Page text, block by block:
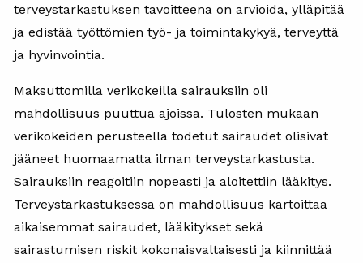
terveystarkastuksen tavoitteena on arvioida, ylläpitää
ja edistää työttömien työ- ja toimintakykyä, terveyttä
ja hyvinvointia.
Maksuttomilla verikokeilla sairauksiin oli
mahdollisuus puuttua ajoissa. Tulosten mukaan
verikokeiden perusteella todetut sairaudet olisivat
jääneet huomaamatta ilman terveystarkastusta.
Sairauksiin reagoitiin nopeasti ja aloitettiin lääkitys.
Terveystarkastuksessa on mahdollisuus kartoittaa
aikaisemmat sairaudet, lääkitykset sekä
sairastumisen riskit kokonaisvaltaisesti ja kiinnittää